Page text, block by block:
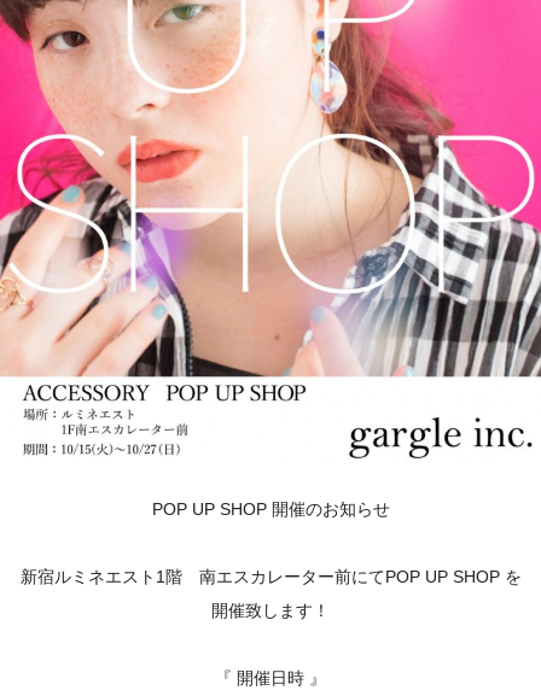
POP UP SHOP 開催のお知らせ
新宿ルミネエスト1階 南エスカレーター前にてPOP UP SHOP を
開催致します！
『 開催日時 』